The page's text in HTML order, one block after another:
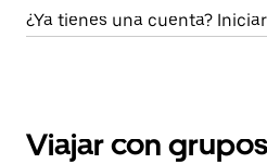
¿Ya tienes una cuenta?
Viajar con